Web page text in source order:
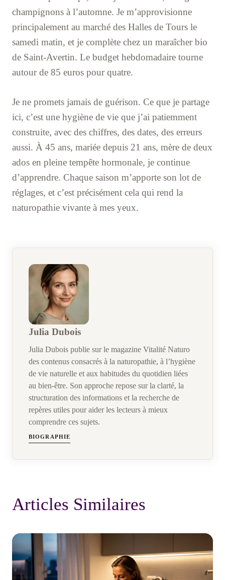
champignons à l’automne. Je m’approvisionne
principalement au marché des Halles de Tours le
samedi matin, et je complète chez un maraîcher bio
de Saint-Avertin. Le budget hebdomadaire tourne
autour de 85 euros pour quatre.
Je ne promets jamais de guérison. Ce que je partage
ici, c’est une hygiène de vie que j’ai patiemment
construite, avec des chiffres, des dates, des erreurs
aussi. À 45 ans, mariée depuis 21 ans, mère de deux
ados en pleine tempête hormonale, je continue
d’apprendre. Chaque saison m’apporte son lot de
réglages, et c’est précisément cela qui rend la
naturopathie vivante à mes yeux.
Julia Dubois
Julia Dubois publie sur le magazine Vitalité Naturo
des contenus consacrés à la naturopathie, à l’hygiène
de vie naturelle et aux habitudes du quotidien liées
au bien-être. Son approche repose sur la clarté, la
structuration des informations et la recherche de
repères utiles pour aider les lecteurs à mieux
comprendre ces sujets.
BIOGRAPHIE
Articles Similaires